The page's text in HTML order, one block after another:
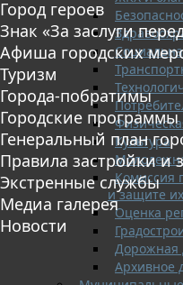
Культура
Комиссия
и защите
Оценка
Дорожная
Архивное
Город героев
Знак «За заслуги
Афиша городских
Туризм
Города-побратимы
Городские программы
Генеральный план
Правила застройки и
Экстренные службы
Медиа галерея
Новости